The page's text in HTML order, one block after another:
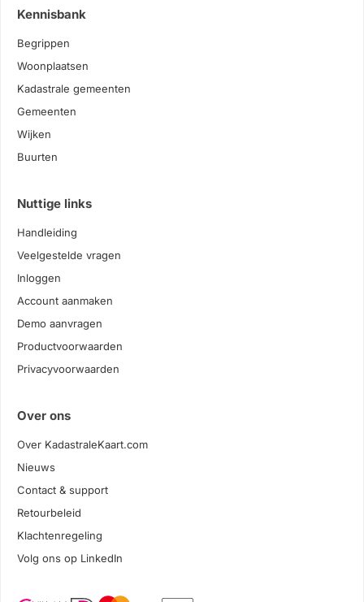
Kennisbank
Begrippen
Woonplaatsen
Kadastrale gemeenten
Gemeenten
Wijken
Buurten
Nuttige links
Handleiding
Veelgestelde vragen
Inloggen
Account aanmaken
Demo aanvragen
Productvoorwaarden
Privacyvoorwaarden
Over ons
Over KadastraleKaart.com
Nieuws
Contact & support
Retourbeleid
Klachtenregeling
Volg ons op LinkedIn